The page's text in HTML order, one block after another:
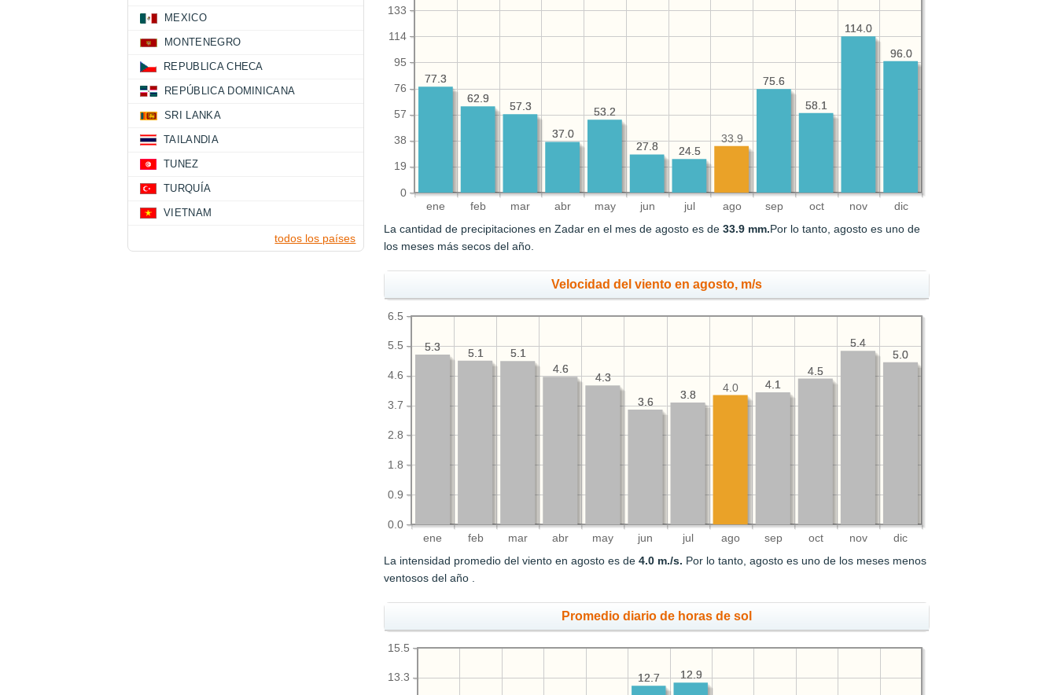
ene feb mar abr may jun jul ago sep oct nov dic
0
19
38
57
76
95
114
133
96.0
114.0
58.1
75.6
24.5
27.8
53.2
37.0
57.3
62.9
77.3
96.0
114.0
58.1
75.6
33.9
24.5
27.8
53.2
37.0
57.3
62.9
77.3
La cantidad de precipitaciones en Zadar en el mes de agosto es de33.9 mm.Por lo tanto, agosto es uno de
los meses más secos del año.
Velocidad del viento en agosto, m/s
ene feb mar abr may jun jul ago sep oct nov dic
0.0
0.9
1.8
2.8
3.7
4.6
5.5
6.5
5.0
5.4
4.5
4.1
3.8
3.6
4.3
4.6
5.1
5.1
5.3
5.0
5.4
4.5
4.1
4.0
3.8
3.6
4.3
4.6
5.1
5.1
5.3
La intensidad promedio del viento en agosto es de4.0 m./s. Por lo tanto, agosto es uno de los meses menos
ventosos del año .
Promedio diario de horas de sol
13.3
15.5
12.9
12.7 12.9
12.7
MEXICO
MONTENEGRO
REPUBLICA CHECA
REPÚBLICA DOMINICANA
SRI LANKA
TAILANDIA
TUNEZ
TURQUÍA
VIETNAM
todos los países